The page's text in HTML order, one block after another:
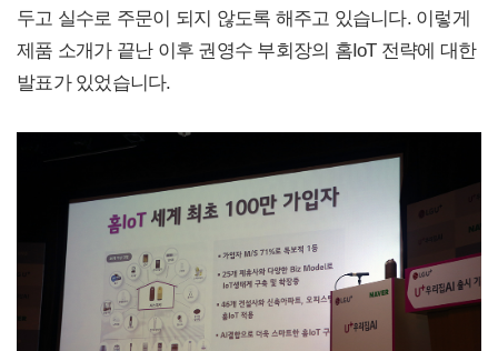
두고 실수로 주문이 되지 않도록 해주고 있습니다. 이렇게
제품 소개가 끝난 이후 권영수 부회장의 홈IoT 전략에 대한
발표가 있었습니다.